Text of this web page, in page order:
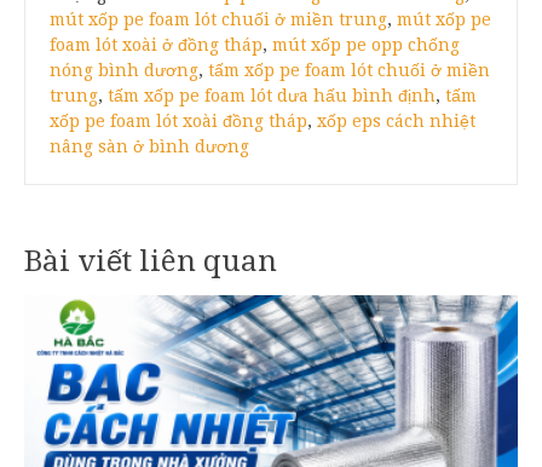
mút xốp pe foam lót chuối ở miền trung, mút xốp pe
foam lót xoài ở đồng tháp, mút xốp pe opp chống
nóng bình dương, tấm xốp pe foam lót chuối ở miền
trung, tấm xốp pe foam lót dưa hấu bình định, tấm
xốp pe foam lót xoài đồng tháp, xốp eps cách nhiệt
nâng sàn ở bình dương
Bài viết liên quan